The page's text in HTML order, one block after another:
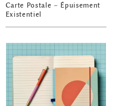
Carte Postale – Épuisement
Existentiel